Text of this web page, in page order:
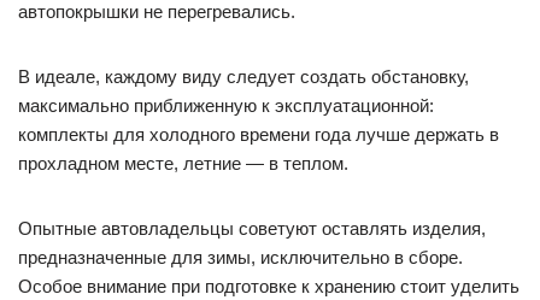
автопокрышки не перегревались.
В идеале, каждому виду следует создать обстановку,
максимально приближенную к эксплуатационной:
комплекты для холодного времени года лучше держать в
прохладном месте, летние — в теплом.
Опытные автовладельцы советуют оставлять изделия,
предназначенные для зимы, исключительно в сборе.
Особое внимание при подготовке к хранению стоит уделить